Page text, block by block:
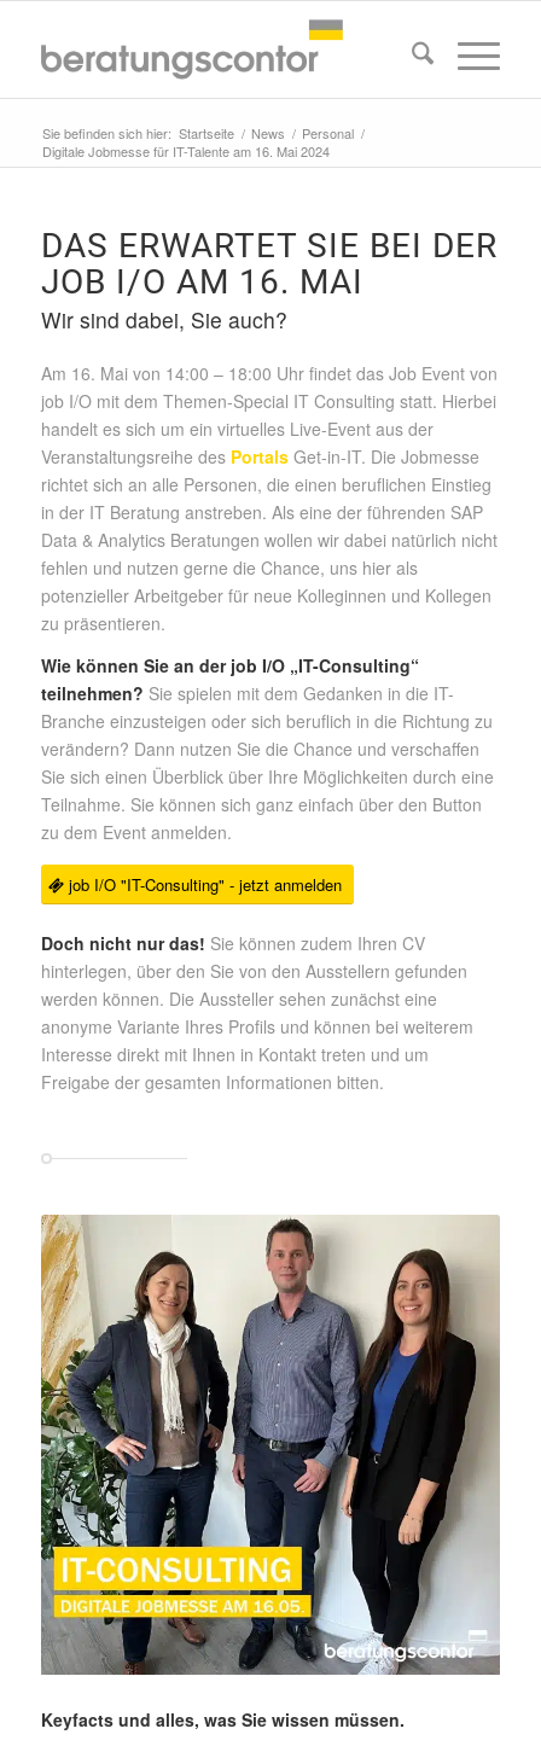
Sie befinden sich hier: Startseite / News / Personal /
Digitale Jobmesse für IT-Talente am 16. Mai 2024
DAS ERWARTET SIE BEI DER
JOB I/O AM 16. MAI
Wir sind dabei, Sie auch?
Am 16. Maivon 14:00 – 18:00 Uhr findet das Job Event von
jobI/O mit dem Themen-Special IT Consulting statt. Hierbei
handelt es sich um ein virtuelles Live-Event aus der
Veranstaltungsreihe des PortalsGet-in-IT. Die Jobmesse
richtet sich an alle Personen, die einen beruflichen Einstieg
in der IT Beratung anstreben. Als eine der führenden SAP
Data & Analytics Beratungen wollen wir dabei natürlich nicht
fehlen und nutzen gerne die Chance, uns hier als
potenziellerArbeitgeber für neue Kolleginnen und Kollegen
zu präsentieren.
Wie können Sie an der job I/O „IT-Consulting“
teilnehmen? Sie spielen mit dem Gedanken in die IT-
Branche einzusteigen oder sich beruflich in die Richtung zu
verändern? Dann nutzen Sie die Chance und verschaffen
Sie sich einen Überblick über Ihre Möglichkeiten durch eine
Teilnahme. Sie können sich ganz einfach über den Button
zu dem Event anmelden.
job I/O "IT-Consulting" - jetzt anmelden
Doch nicht nur das! Sie können zudem Ihren CV
hinterlegen, über den Sie von den Ausstellern gefunden
werden können. Die Aussteller sehen zunächst eine
anonyme Variante Ihres Profils und können bei weiterem
Interesse direkt mit Ihnen in Kontakt treten und um
Freigabe der gesamten Informationen bitten.
Keyfacts und alles, was Sie wissen müssen.